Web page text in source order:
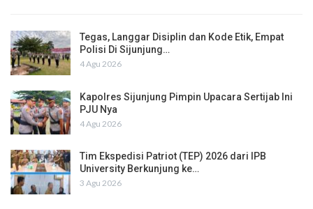
Tegas, Langgar Disiplin dan Kode Etik, Empat
Polisi Di Sijunjung…
4 Agu 2026
Kapolres Sijunjung Pimpin Upacara Sertijab Ini
PJU Nya
4 Agu 2026
Tim Ekspedisi Patriot (TEP) 2026 dari IPB
University Berkunjung ke…
3 Agu 2026